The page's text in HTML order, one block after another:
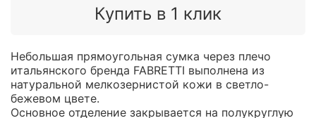
Купить в 1 клик
Небольшая прямоугольная сумка через плечо
итальянского бренда FABRETTI выполнена из
натуральной мелкозернистой кожи в светло-
бежевом цвете.
Основное отделение закрывается на полукруглую